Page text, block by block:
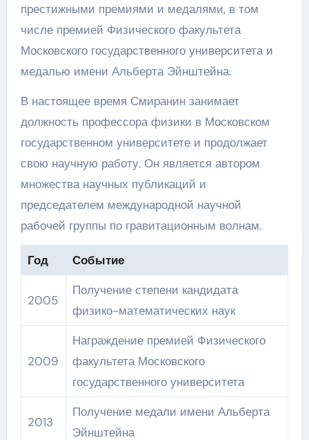
престижными премиями и медалями, в том
числе премией Физического факультета
Московского государственного университета и
медалью имени Альберта Эйнштейна.
В настоящее время Смиранин занимает
должность профессора физики в Московском
государственном университете и продолжает
свою научную работу. Он является автором
множества научных публикаций и
председателем международной научной
рабочей группы по гравитационным волнам.
Год Событие
2005
Получение степени кандидата
физико-математических наук
2009
Награждение премией Физического
факультета Московского
государственного университета
2013
Получение медали имени Альберта
Эйнштейна